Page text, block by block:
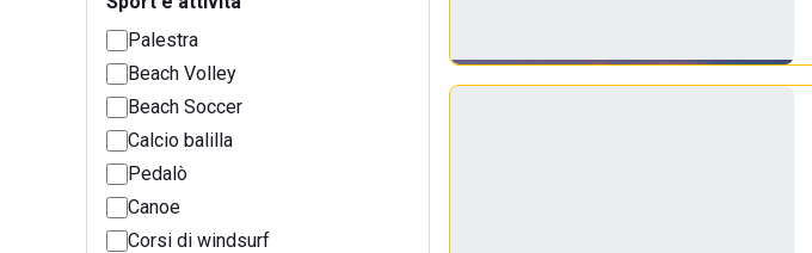
Palestra
Beach Volley
Beach Soccer
Calcio balilla
Pedalò
Canoe
Corsi di windsurf